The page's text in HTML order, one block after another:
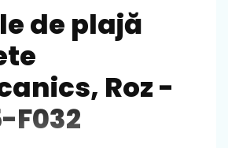
de plajă
Roz -
F032